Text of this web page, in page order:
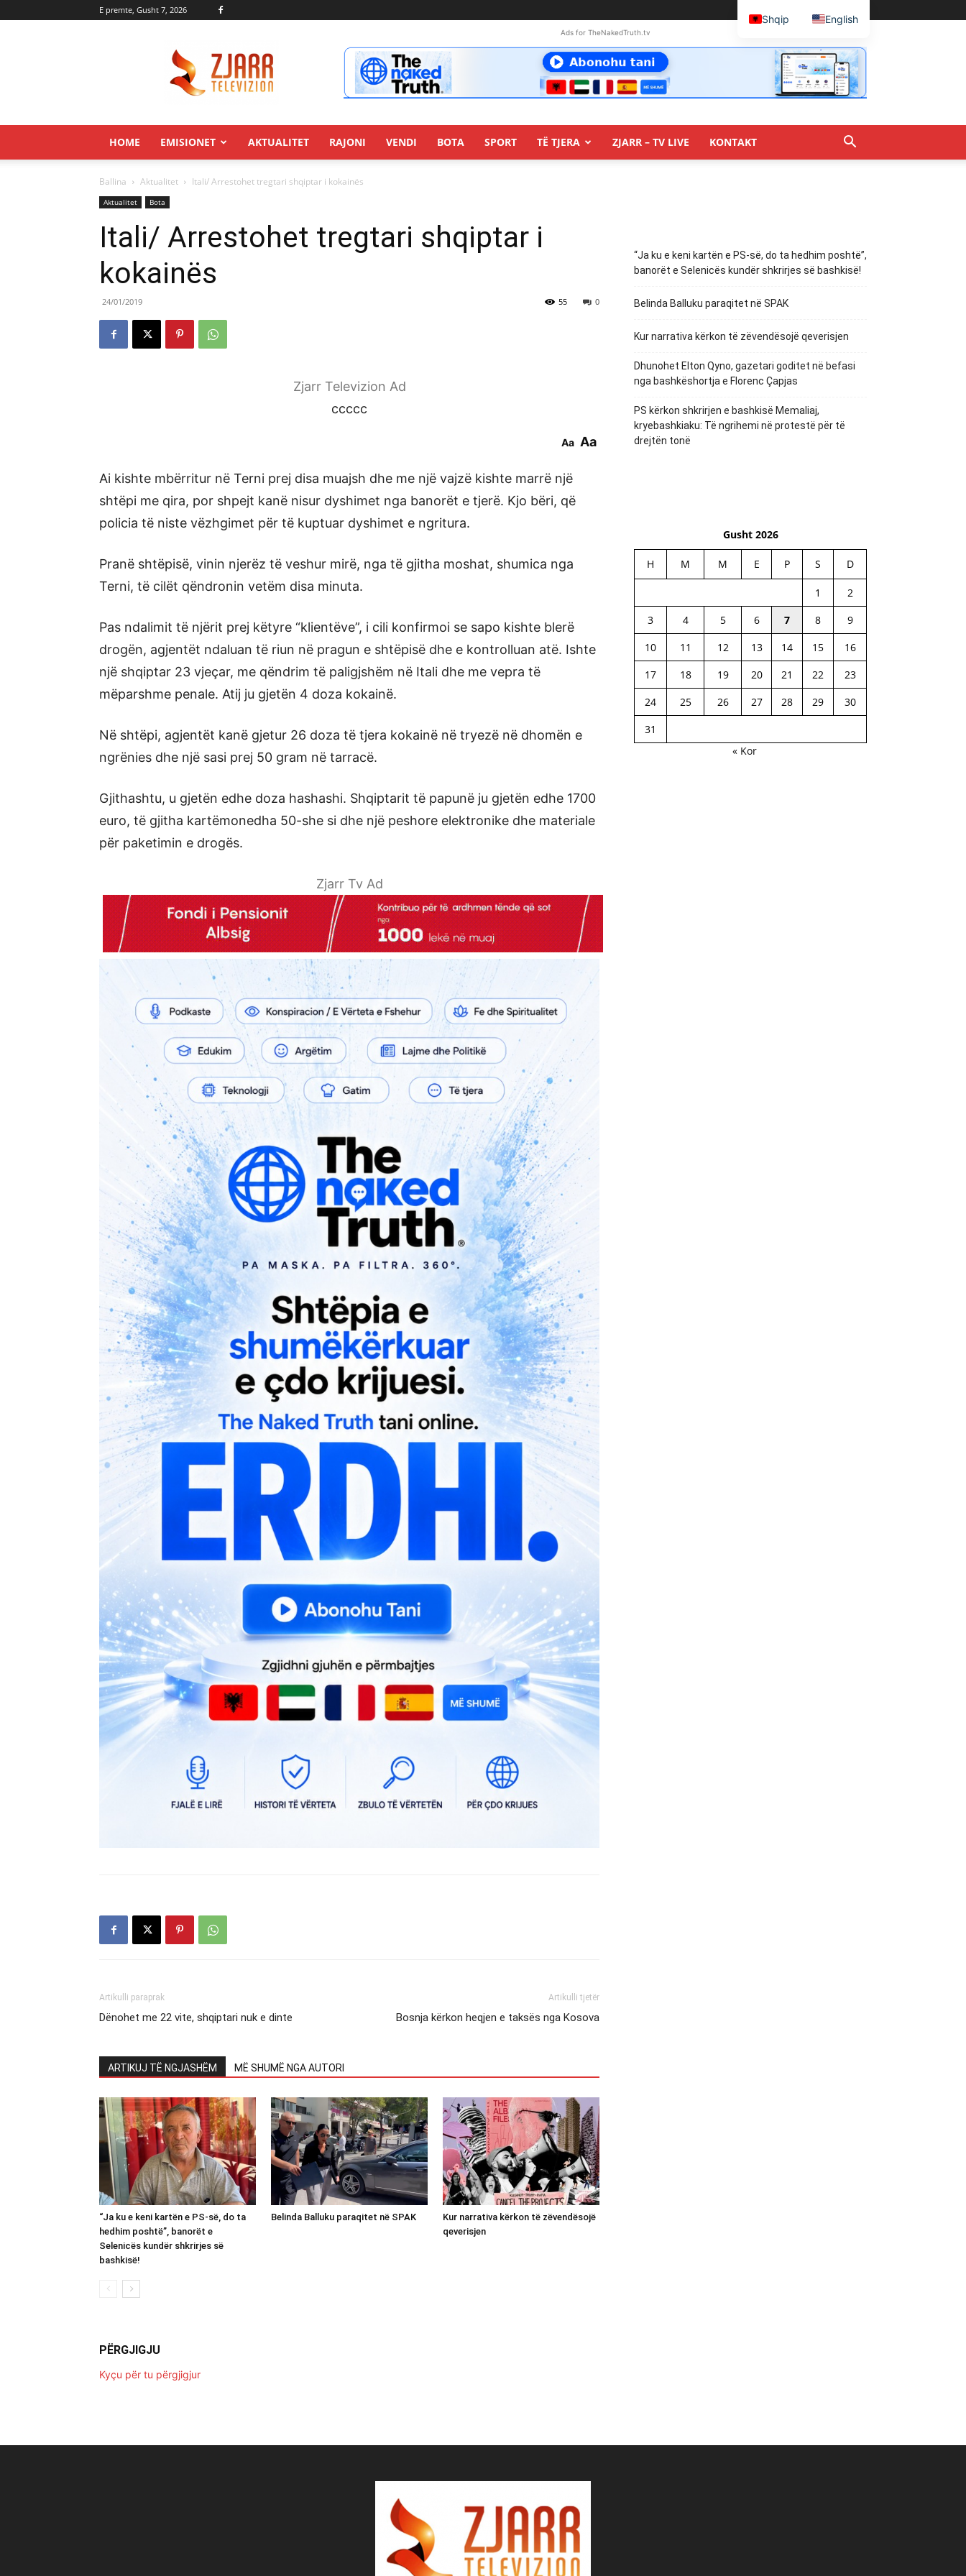
E premte, Gusht 7, 2026
Ads for TheNakedTruth.tv
HOME EMISIONET AKTUALITET RAJONI VENDI BOTA SPORT TË TJERA ZJARR – TV LIVE KONTAKT
Ballina Aktualitet Itali/ Arrestohet tregtari shqiptar i kokainës
Aktualitet Bota
Itali/ Arrestohet tregtari shqiptar i
kokainës
24/01/2019 0
55
Zjarr Televizion Ad
ccccc
Aa Aa
Ai kishte mbërritur në Terni prej disa muajsh dhe me një vajzë kishte marrë një
shtëpi me qira, por shpejt kanë nisur dyshimet nga banorët e tjerë. Kjo bëri, që
policia të niste vëzhgimet për të kuptuar dyshimet e ngritura.
Pranë shtëpisë, vinin njerëz të veshur mirë, nga të gjitha moshat, shumica nga
Terni, të cilët qëndronin vetëm disa minuta.
Pas ndalimit të njërit prej këtyre “klientëve”, i cili konfirmoi se sapo kishte blerë
drogën, agjentët ndaluan të riun në pragun e shtëpisë dhe e kontrolluan atë. Ishte
një shqiptar 23 vjeçar, me qëndrim të paligjshëm në Itali dhe me vepra të
mëparshme penale. Atij ju gjetën 4 doza kokainë.
Në shtëpi, agjentët kanë gjetur 26 doza të tjera kokainë në tryezë në dhomën e
ngrënies dhe një sasi prej 50 gram në tarracë.
Gjithashtu, u gjetën edhe doza hashashi. Shqiptarit të papunë ju gjetën edhe 1700
euro, të gjitha kartëmonedha 50-she si dhe një peshore elektronike dhe materiale
për paketimin e drogës.
Zjarr Tv Ad
Artikulli paraprak
Dënohet me 22 vite, shqiptari nuk e dinte
Artikulli tjetër
Bosnja kërkon heqjen e taksës nga Kosova
ARTIKUJ TË NGJASHËM MË SHUMË NGA AUTORI
“Ja ku e keni kartën e PS-së, do ta
hedhim poshtë”, banorët e
Selenicës kundër shkrirjes së
bashkisë!
Belinda Balluku paraqitet në SPAK
Kur narrativa kërkon të zëvendësojë
qeverisjen
PËRGJIGJU
Kyçu për tu përgjigjur
“Ja ku e keni kartën e PS-së, do ta hedhim poshtë”,
banorët e Selenicës kundër shkrirjes së bashkisë!
Belinda Balluku paraqitet në SPAK
Kur narrativa kërkon të zëvendësojë qeverisjen
Dhunohet Elton Qyno, gazetari goditet në befasi
nga bashkëshortja e Florenc Çapjas
PS kërkon shkrirjen e bashkisë Memaliaj,
kryebashkiaku: Të ngrihemi në protestë për të
drejtën tonë
Gusht 2026
H M M E P S D
1
2
3
4 5 6 7 8
9
10
11 12 13 14 15
16
17
18 19 20 21 22
23
24
25 26 27 28 29
30
31
« Kor
Shqip English